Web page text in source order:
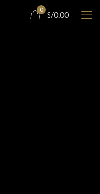
0
S/0.00